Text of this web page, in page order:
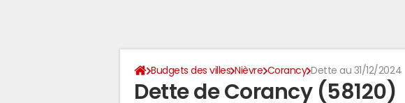
Budgets des villes Nièvre Corancy Dette au 31/12/2024
Dette de Corancy (58120)